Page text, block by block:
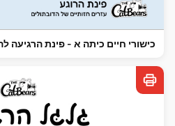
כישורי חיים כיתה א - פינת הרגיעה